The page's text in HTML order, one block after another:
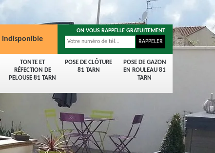
TONTE ET
RÉFECTION DE
PELOUSE 81 TARN
POSE DE CLÔTURE
81 TARN
POSE DE GAZON
EN ROULEAU 81
TARN
indisponible
ON VOUS RAPPELLE GRATUITEMENT